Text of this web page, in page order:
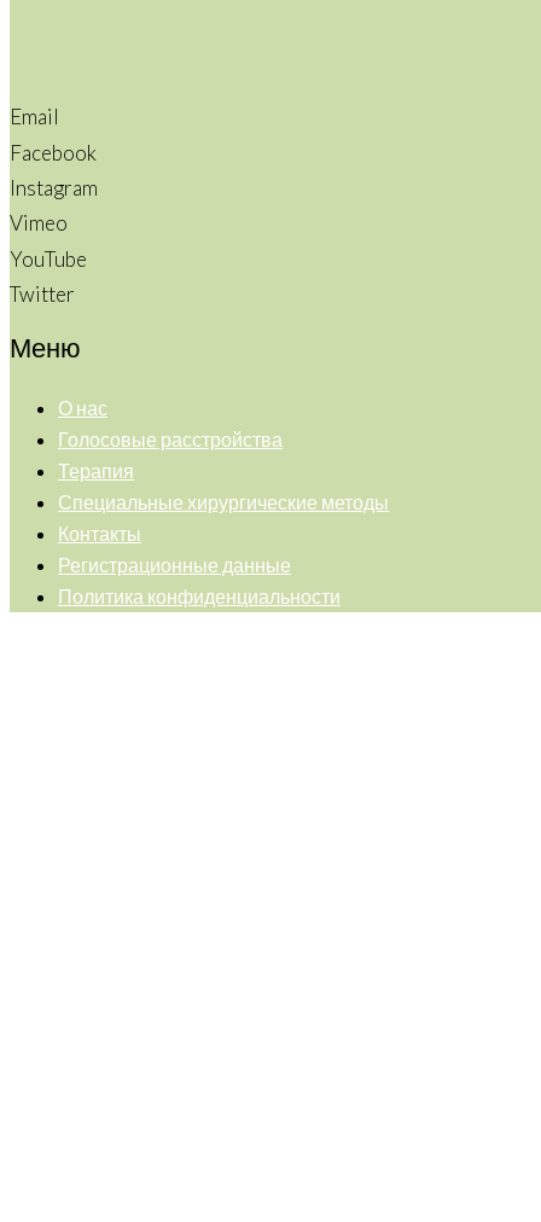
Email
Facebook
Instagram
Vimeo
YouTube
Twitter
Меню
О нас
Голосовые расстройства
Терапия
Специальные хирургические методы
Контакты
Регистрационные данные
Политика конфиденциальности